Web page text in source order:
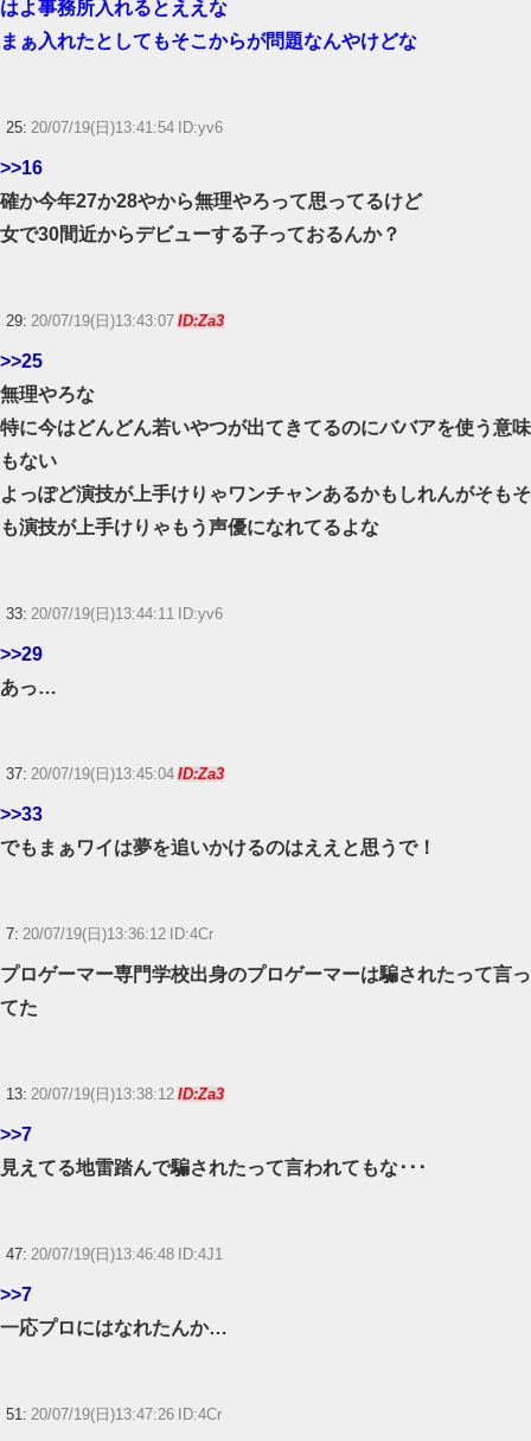
はよ事務所入れるとええな
まぁ入れたとしてもそこからが問題なんやけどな
25: 20/07/19(日)13:41:54 ID:yv6
>>16
確か今年27か28やから無理やろって思ってるけど
女で30間近からデビューする子っておるんか？
29: 20/07/19(日)13:43:07 ID:Za3
>>25
無理やろな
特に今はどんどん若いやつが出てきてるのにババアを使う意味
もない
よっぽど演技が上手けりゃワンチャンあるかもしれんがそもそ
も演技が上手けりゃもう声優になれてるよな
33: 20/07/19(日)13:44:11 ID:yv6
>>29
あっ…
37: 20/07/19(日)13:45:04 ID:Za3
>>33
でもまぁワイは夢を追いかけるのはええと思うで！
7: 20/07/19(日)13:36:12 ID:4Cr
プロゲーマー専門学校出身のプロゲーマーは騙されたって言っ
てた
13: 20/07/19(日)13:38:12 ID:Za3
>>7
見えてる地雷踏んで騙されたって言われてもな･･･
47: 20/07/19(日)13:46:48 ID:4J1
>>7
一応プロにはなれたんか…
51: 20/07/19(日)13:47:26 ID:4Cr